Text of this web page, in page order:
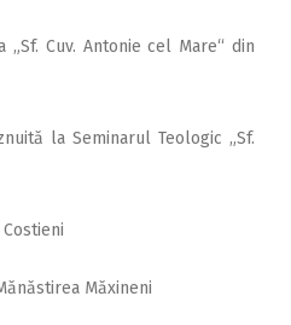
Cuv. Antonie cel Mare“ din
la Seminarul Teologic „Sf.
Măxineni